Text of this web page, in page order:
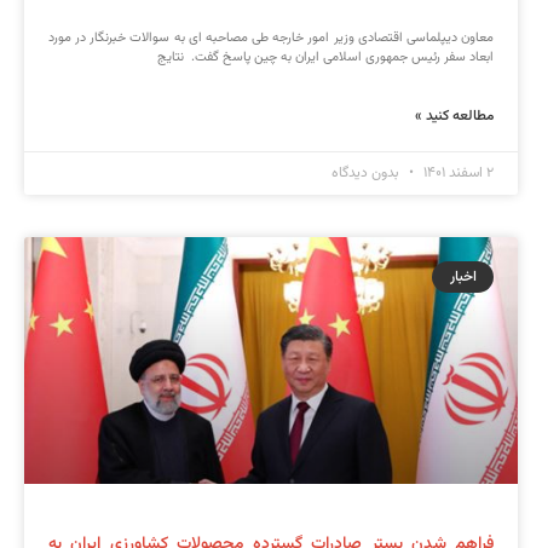
معاون دیپلماسی اقتصادی وزیر امور خارجه طی مصاحبه ای به سوالات خبرنگار در مورد
ابعاد سفر رئیس جمهوری اسلامی ایران به چین پاسخ گفت. نتایج
مطالعه کنید »
۲ اسفند ۱۴۰۱ بدون دیدگاه
اخبار